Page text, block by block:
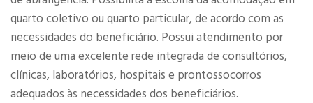
quarto coletivo ou quarto particular, de acordo com as
necessidades do beneficiário. Possui atendimento por
meio de uma excelente rede integrada de consultórios,
clínicas, laboratórios, hospitais e prontossocorros
adequados às necessidades dos beneficiários.